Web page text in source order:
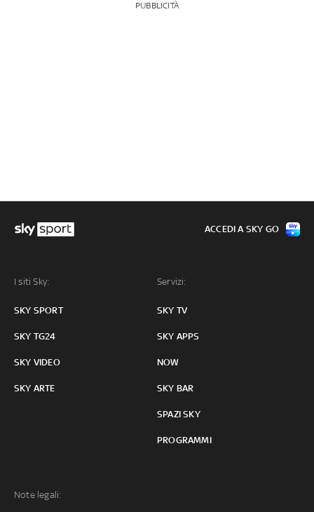
PUBBLICITÀ
I siti Sky:
SKY SPORT
SKY TG24
SKY VIDEO
SKY ARTE
Servizi:
SKY TV
SKY APPS
NOW
SKY BAR
SPAZI SKY
PROGRAMMI
Note legali:
ACCEDI A SKY GO